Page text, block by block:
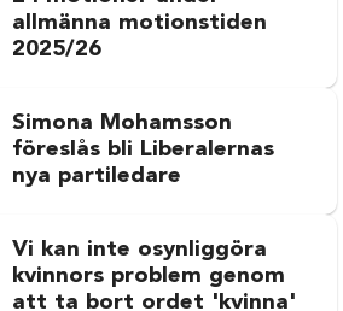
allmänna motionstiden
2025/26
Simona Mohamsson
föreslås bli Liberalernas
nya partiledare
Vi kan inte osynliggöra
kvinnors problem genom
att ta bort ordet 'kvinna'